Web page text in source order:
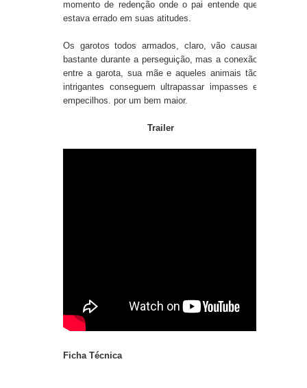
momento de redenção onde o pai entende que
estava errado em suas atitudes.
Os garotos todos armados, claro, vão causar
bastante durante a perseguição, mas a conexão
entre a garota, sua mãe e aqueles animais tão
intrigantes conseguem ultrapassar impasses e
empecilhos. por um bem maior.
Trailer
Ficha Técnica